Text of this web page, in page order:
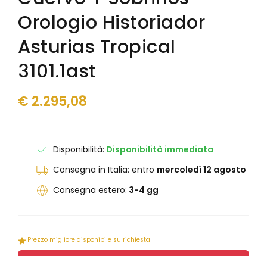
Junghans
Kendall
Laco
Levrette
Lunar
Marvin 1850
Maurice Lacroix
Olivetti
Paul Picot
Porsche Design
Qlocktwo
Junghans
Levrette
Maserati
Maurice Lacroix
Mondaine
Oris
Philippe Starck
Seiko
Squale
Orologio Historiador
Asturias Tropical
3101.1ast
€ 2.295,08
Disponibilità: Disponibilità immediata
Consegna in Italia: entro mercoledì 12 agosto
Consegna estero: 3-4 gg
Prezzo migliore disponibile su richiesta